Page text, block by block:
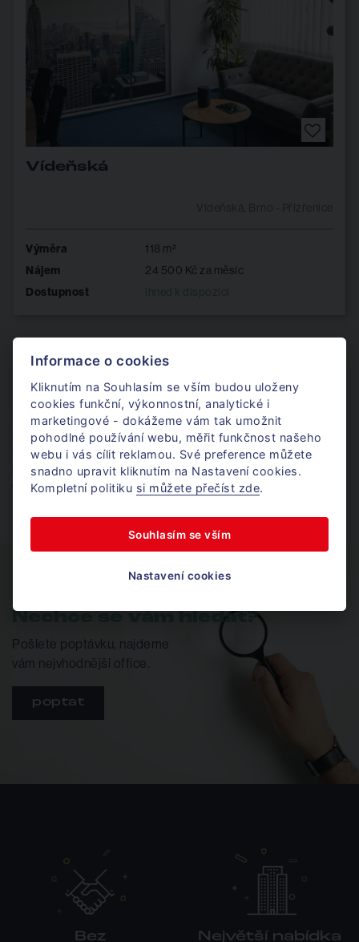
Vídeňská
Výměra 118 m²
Nájem 24 500 Kč za měsíc
Dostupnost
Pronájem kanceláře Přízřenice
Pronájem kanceláří v Brně Přízenicích je jedinečnou možností, jak
získat reprezentativní kanceláře v aktuálně rozvíjejícím se Brně.
Přízřenice mají dobrou dostupnost do centra, takže nebude
překážkou pro klienty ani zaměstnance se k vám do kanceláře
dostat. Zároveň nabízí velmi dobrou občanskou vybavenost.
Nechce se vám hledat?
Pošlete poptávku, najdeme
vám nejvhodnější office.
poptat
Bez
Největší nabídka
Informace o cookies
Kliknutím na Souhlasím se vším budou uloženy
cookies funkční, výkonnostní, analytické i
marketingové - dokážeme vám tak umožnit
pohodlné používání webu, měřit funkčnost našeho
webu i vás cílit reklamou. Své preference můžete
snadno upravit kliknutím na Nastavení cookies.
Kompletní politiku si můžete přečíst zde.
Souhlasím se vším
Nastavení cookies